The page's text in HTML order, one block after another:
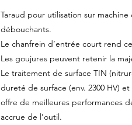
Taraud pour utilisation sur
débouchants.
Le chanfrein d’entrée court rend
Les goujures peuvent retenir la
Le traitement de surface TIN
dureté de surface (env. 2300 HV)
offre de meilleures performances
accrue de l’outil.